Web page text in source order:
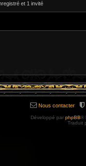
et 1 invité
Nous contacter
Développé par phpBB®
Traduit